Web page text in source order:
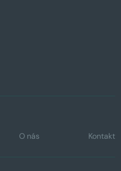
O nás Kontakt